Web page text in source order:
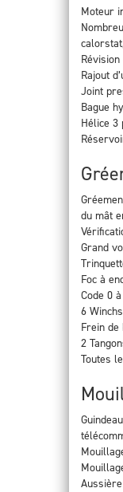
Moteur
Rajout
Joint
Bague
Hélice 3
du mât
Grand
Foc à
Code 0
6
Frein de
2
Toutes